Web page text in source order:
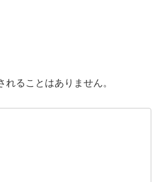
ることはありません。